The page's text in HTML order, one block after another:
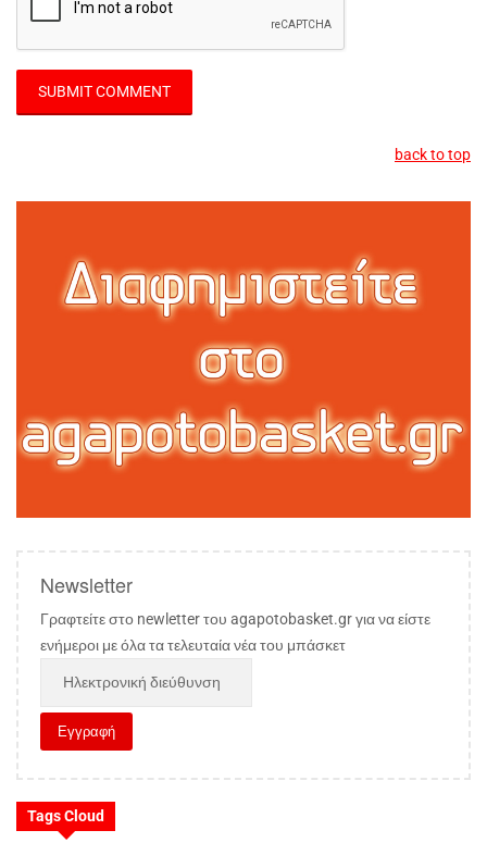
back to top
Newsletter
Γραφτείτε στο newletter του agapotobasket.gr για να είστε
ενήμεροι με όλα τα τελευταία νέα του μπάσκετ
Tags Cloud